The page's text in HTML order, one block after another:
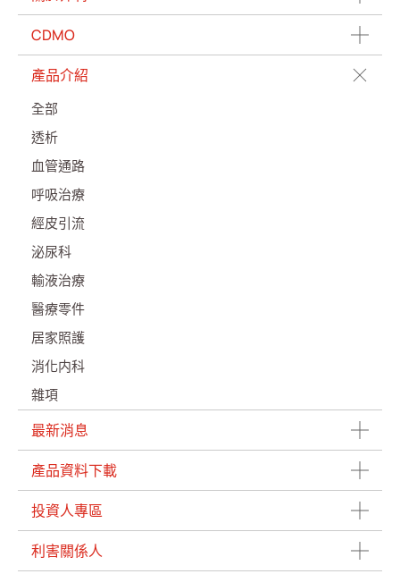
CDMO
產品介紹
全部
透析
血管通路
呼吸治療
經皮引流
泌尿科
輸液治療
醫療零件
居家照護
消化内科
雜項
最新消息
產品資料下載
投資人專區
利害關係人